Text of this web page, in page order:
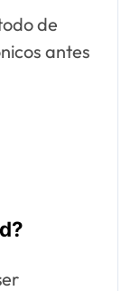
de
antes